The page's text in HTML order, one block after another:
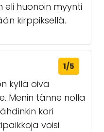
eli huonoin myynti
kirppiksellä.
1/5
kyllä oiva
Menin tänne nolla
kori
voisi